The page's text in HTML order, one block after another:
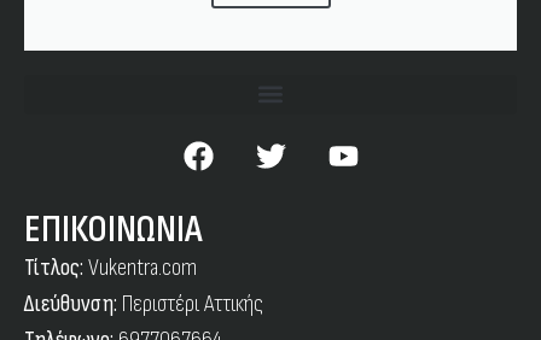
ΕΠΙΚΟΙΝΩΝΙΑ
Τίτλος: Vukentra.com
Διεύθυνση: Περιστέρι Αττικής